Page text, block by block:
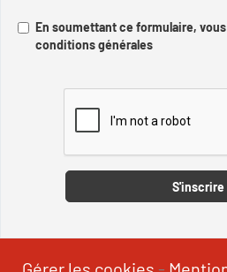
En soumettant ce formulaire,
conditions générales
S'inscrire